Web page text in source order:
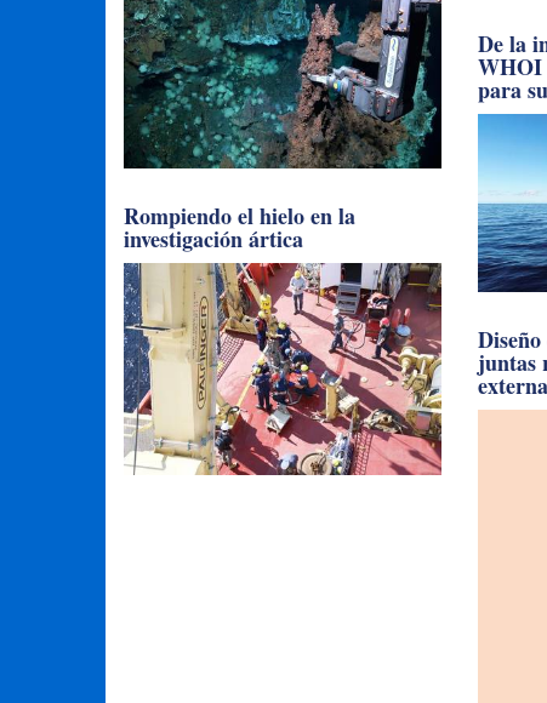
Rompiendo el hielo en la
investigación ártica
De la
WHOI
para
juntas
externa